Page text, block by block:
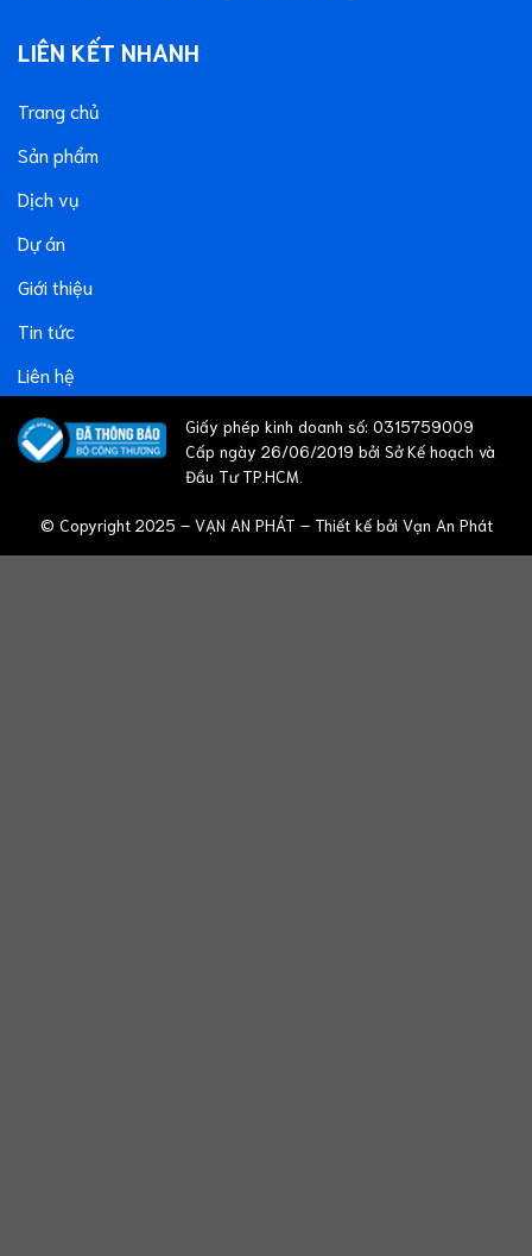
LIÊN KẾT NHANH
Trang chủ
Sản phẩm
Dịch vụ
Dự án
Giới thiệu
Tin tức
Liên hệ
Giấy phép kinh doanh số: 0315759009
Cấp ngày 26/06/2019 bởi Sở Kế hoạch và
Đầu Tư TP.HCM.
© Copyright 2025 – VẠN AN PHÁT – Thiết kế bởi Vạn An Phát